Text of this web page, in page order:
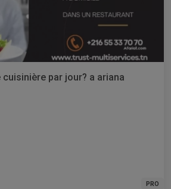
par jour? a ariana
PRO